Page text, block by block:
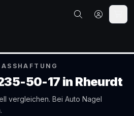
50-17 in Rheurdt
vergleichen. Bei Auto Nagel